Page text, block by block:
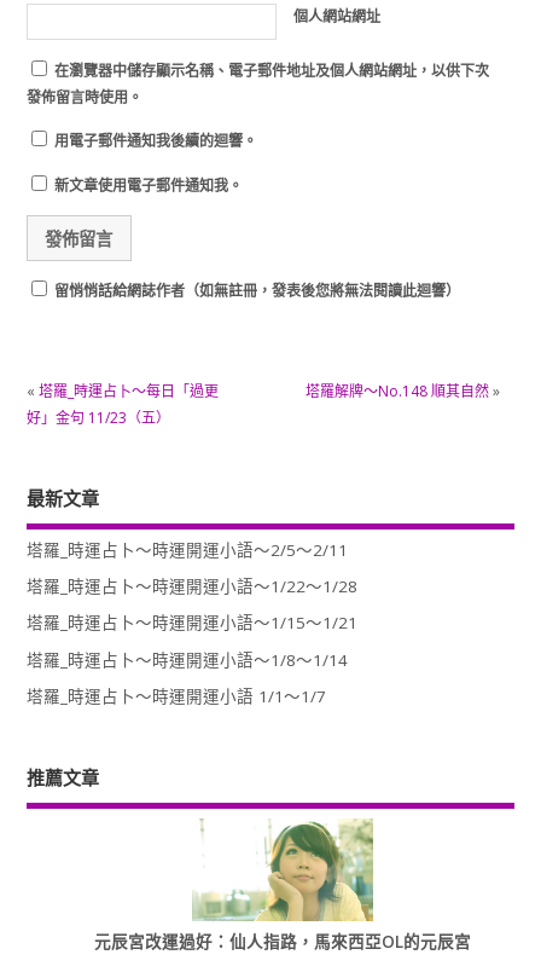
個人網站網址
在瀏覽器中儲存顯示名稱、電子郵件地址及個人網站網址，以供下次
發佈留言時使用。
用電子郵件通知我後續的迴響。
新文章使用電子郵件通知我。
留悄悄話給網誌作者（如無註冊，發表後您將無法閱讀此迴響）
« 塔羅_時運占卜～每日「過更
好」金句 11/23（五）
塔羅解牌～No.148 順其自然»
最新文章
塔羅_時運占卜～時運開運小語～2/5～2/11
塔羅_時運占卜～時運開運小語～1/22～1/28
塔羅_時運占卜～時運開運小語～1/15～1/21
塔羅_時運占卜～時運開運小語～1/8～1/14
塔羅_時運占卜～時運開運小語 1/1～1/7
推薦文章
元辰宮改運過好：仙人指路，馬來西亞OL的元辰宮